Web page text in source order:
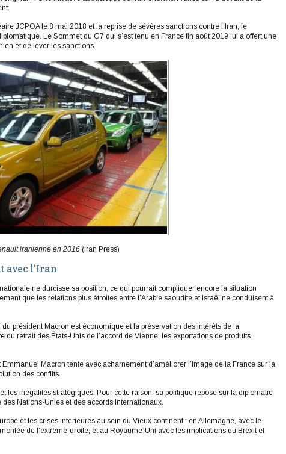
JCPOA le 8 mai 2018 et la reprise de sévères sanctions contre l’Iran, le
Le Sommet du G7 qui s’est tenu en France fin août 2019 lui a offert une
et de lever les sanctions.
iranienne en 2016(Iran Press)
avec l’Iran
ne durcisse sa position, ce qui pourrait compliquer encore la situation
que les relations plus étroites entre l’Arabie saoudite et Israël ne conduisent à
président Macron est économique et la préservation des intérêts de la
du retrait des États-Unis de l’accord de Vienne, les exportations de produits
Macron tente avec acharnement d’améliorer l’image de la France sur la
des conflits.
les inégalités stratégiques. Pour cette raison, sa politique repose sur la diplomatie
Nations-Unies et des accords internationaux.
et les crises intérieures au sein du Vieux continent : en Allemagne, avec le
de l’extrême-droite, et au Royaume-Uni avec les implications du Brexit et